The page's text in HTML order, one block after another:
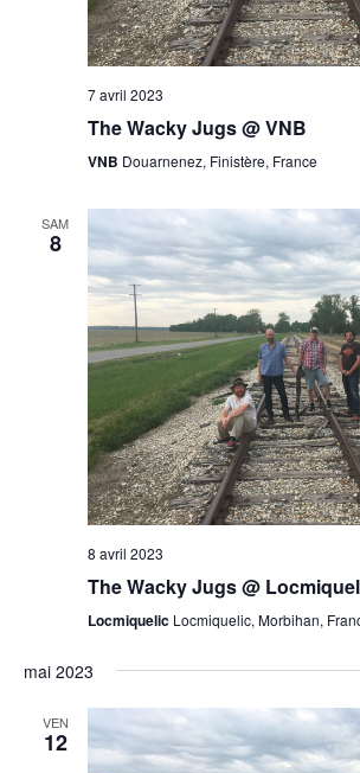
7 avril 2023
The Wacky Jugs @ VNB
VNB Douarnenez, Finistère, France
SAM
8
8 avril 2023
The Wacky Jugs @
Locmiquelic Locmiquelic, Morbihan,
mai 2023
VEN
12